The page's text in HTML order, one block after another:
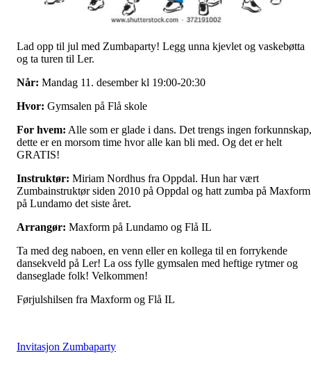
Lad opp til jul med Zumbaparty! Legg unna kjevlet og vaskebøtta
og ta turen til Ler.
Når: Mandag 11. desember kl 19:00-20:30
Hvor: Gymsalen på Flå skole
For hvem: Alle som er glade i dans. Det trengs ingen forkunnskap,
dette er en morsom time hvor alle kan bli med. Og det er helt
GRATIS!
Instruktør: Miriam Nordhus fra Oppdal. Hun har vært
Zumbainstruktør siden 2010 på Oppdal og hatt zumba på Maxform
på Lundamo det siste året.
Arrangør: Maxform på Lundamo og Flå IL
Ta med deg naboen, en venn eller en kollega til en forrykende
dansekveld på Ler! La oss fylle gymsalen med heftige rytmer og
danseglade folk! Velkommen!
Førjulshilsen fra Maxform og Flå IL
Invitasjon Zumbaparty